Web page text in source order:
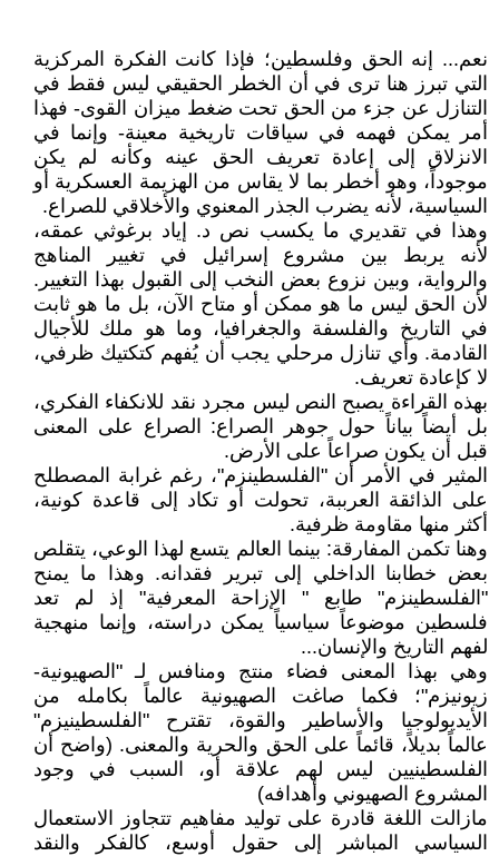
نعم... إنه الحق وفلسطين؛ فإذا كانت الفكرة المركزية
التي تبرز هنا ترى في أن الخطر الحقيقي ليس فقط في
التنازل عن جزء من الحق تحت ضغط ميزان القوى- فهذا
أمر يمكن فهمه في سياقات تاريخية معينة- وإنما في
الانزلاق إلى إعادة تعريف الحق عينه وكأنه لم يكن
موجوداً، وهو أخطر بما لا يقاس من الهزيمة العسكرية أو
السياسية، لأنه يضرب الجذر المعنوي والأخلاقي للصراع.
وهذا في تقديري ما يكسب نص د. إياد برغوثي عمقه،
لأنه يربط بين مشروع إسرائيل في تغيير المناهج
والرواية، وبين نزوع بعض النخب إلى القبول بهذا التغيير.
لأن الحق ليس ما هو ممكن أو متاح الآن، بل ما هو ثابت
في التاريخ والفلسفة والجغرافيا، وما هو ملك للأجيال
القادمة. وأي تنازل مرحلي يجب أن يُفهم كتكتيك ظرفي،
لا كإعادة تعريف.
بهذه القراءة يصبح النص ليس مجرد نقد للانكفاء الفكري،
بل أيضاً بياناً حول جوهر الصراع: الصراع على المعنى
قبل أن يكون صراعاً على الأرض.
المثير في الأمر أن "الفلسطينزم"، رغم غرابة المصطلح
على الذائقة العرببة، تحولت أو تكاد إلى قاعدة كونية،
أكثر منها مقاومة ظرفية.
وهنا تكمن المفارقة: بينما العالم يتسع لهذا الوعي، يتقلص
بعض خطابنا الداخلي إلى تبرير فقدانه. وهذا ما يمنح
"الفلسطينزم" طابع " الإزاحة المعرفية" إذ لم تعد
فلسطين موضوعاً سياسياً يمكن دراسته، وإنما منهجية
لفهم التاريخ والإنسان...
وهي بهذا المعنى فضاء منتج ومنافس لـ "الصهيونية-
زيونيزم"؛ فكما صاغت الصهيونية عالماً بكامله من
الأيديولوجيا والأساطير والقوة، تقترح "الفلسطينيزم"
عالماً بديلاً، قائماً على الحق والحرية والمعنى. (واضح أن
الفلسطينيين ليس لهم علاقة أو، السبب في وجود
المشروع الصهيوني وأهدافه)
مازالت اللغة قادرة على توليد مفاهيم تتجاوز الاستعمال
السياسي المباشر إلى حقول أوسع، كالفكر والنقد